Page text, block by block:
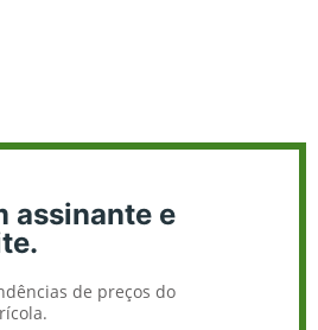
assinante e
de preços do